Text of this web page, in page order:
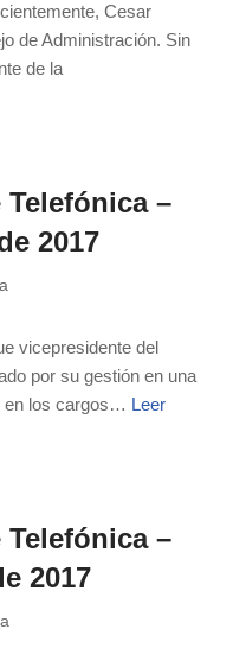
Cesar
de Administración. Sin
de la
–
2017
vicepresidente del
por su gestión en una
en los cargos… Leer
–
2017